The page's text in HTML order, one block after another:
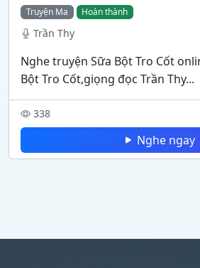
Truyện Ma Hoàn thành
Trần Thy
Nghe truyện Sữa Bột Tro Cốt
Bột Tro Cốt,giọng đọc Trần Thy...
338
Nghe ngay